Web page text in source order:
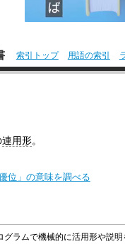
索引トップ 用語の索引
連用形。
位」の意味を調べる
グラムで機械的に活用形や説